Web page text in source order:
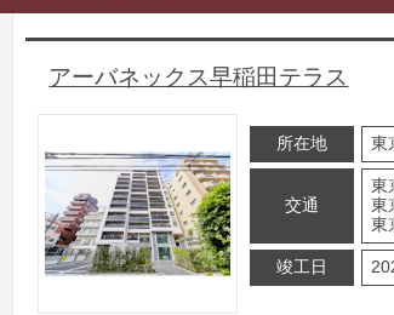
アーバネックス早稲田テラス
所在地 東
交通
東
東
東
竣工日